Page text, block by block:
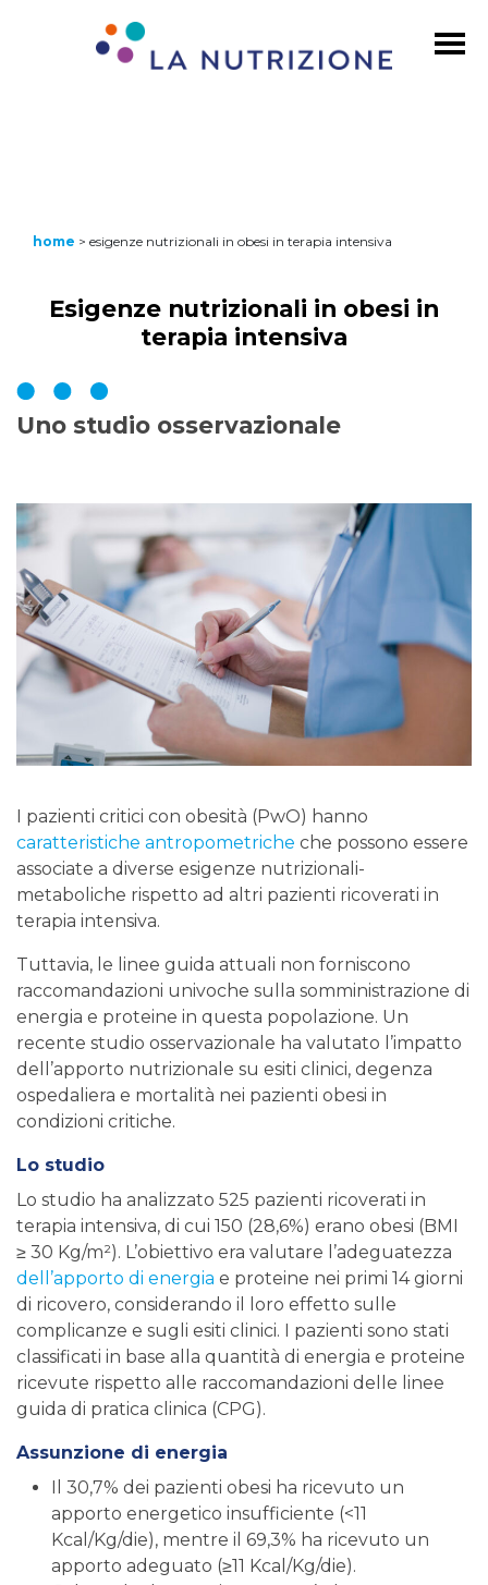
home > esigenze nutrizionali in obesi in terapia intensiva
Esigenze nutrizionali in obesi in
terapia intensiva
Uno studio osservazionale
I pazienti critici con obesità (PwO) hanno
caratteristiche antropometriche che possono essere
associate a diverse esigenze nutrizionali-
metaboliche rispetto ad altri pazienti ricoverati in
terapia intensiva.
Tuttavia, le linee guida attuali non forniscono
raccomandazioni univoche sulla somministrazione di
energia e proteine in questa popolazione. Un
recente studio osservazionale ha valutato l’impatto
dell’apporto nutrizionale su esiti clinici, degenza
ospedaliera e mortalità nei pazienti obesi in
condizioni critiche.
Lo studio
Lo studio ha analizzato 525 pazienti ricoverati in
terapia intensiva, di cui 150 (28,6%) erano obesi (BMI
≥ 30 Kg/m²). L’obiettivo era valutare l’adeguatezza
dell’apporto di energia e proteine nei primi 14 giorni
di ricovero, considerando il loro effetto sulle
complicanze e sugli esiti clinici. I pazienti sono stati
classificati in base alla quantità di energia e proteine
ricevute rispetto alle raccomandazioni delle linee
guida di pratica clinica (CPG).
Assunzione di energia
Il 30,7% dei pazienti obesi ha ricevuto un
apporto energetico insufficiente (<11
Kcal/Kg/die), mentre il 69,3% ha ricevuto un
apporto adeguato (≥11 Kcal/Kg/die).